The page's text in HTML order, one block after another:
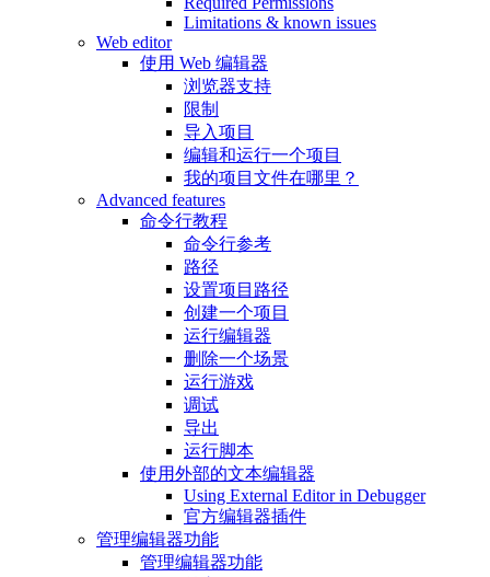
Limitations & known issues
Web editor
使用 Web 编辑器
浏览器支持
限制
导入项目
编辑和运行一个项目
我的项目文件在哪里？
Advanced features
命令行教程
命令行参考
路径
设置项目路径
创建一个项目
运行编辑器
删除一个场景
运行游戏
调试
导出
运行脚本
使用外部的文本编辑器
Using External Editor in Debugger
官方编辑器插件
管理编辑器功能
管理编辑器功能